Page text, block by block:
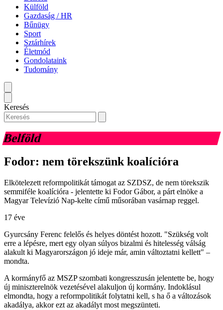
Külföld
Gazdaság / HR
Bűnügy
Sport
Sztárhírek
Életmód
Gondolataink
Tudomány
Keresés
Belföld
Fodor: nem törekszünk koalícióra
Elkötelezett reformpolitikát támogat az SZDSZ, de nem törekszik
semmiféle koalícióra - jelentette ki Fodor Gábor, a párt elnöke a
Magyar Televízió Nap-kelte című műsorában vasárnap reggel.
17 éve
Gyurcsány Ferenc felelős és helyes döntést hozott. "Szükség volt
erre a lépésre, mert egy olyan súlyos bizalmi és hitelesség válság
alakult ki Magyarországon jó ideje már, amin változtatni kellett" –
mondta.
A kormányfő az MSZP szombati kongresszusán jelentette be, hogy
új miniszterelnök vezetésével alakuljon új kormány. Indoklásul
elmondta, hogy a reformpolitikát folytatni kell, s ha ő a változások
akadálya, akkor ezt az akadályt most megszünteti.